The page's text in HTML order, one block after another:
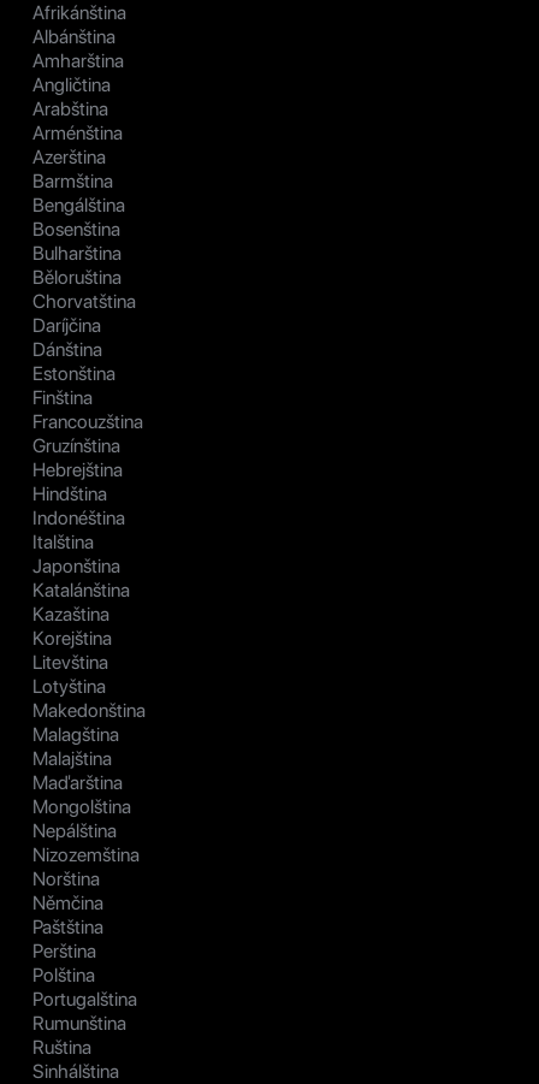
Afrikánština
Albánština
Amharština
Angličtina
Arabština
Arménština
Azerština
Barmština
Bengálština
Bosenština
Bulharština
Běloruština
Chorvatština
Daríjčina
Dánština
Estonština
Finština
Francouzština
Gruzínština
Hebrejština
Hindština
Indonéština
Italština
Japonština
Katalánština
Kazaština
Korejština
Litevština
Lotyština
Makedonština
Malagština
Malajština
Maďarština
Mongolština
Nepálština
Nizozemština
Norština
Němčina
Paštština
Perština
Polština
Portugalština
Rumunština
Ruština
Sinhálština